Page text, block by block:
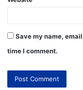
Save my name,
time I comment.